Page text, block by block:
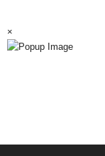
×